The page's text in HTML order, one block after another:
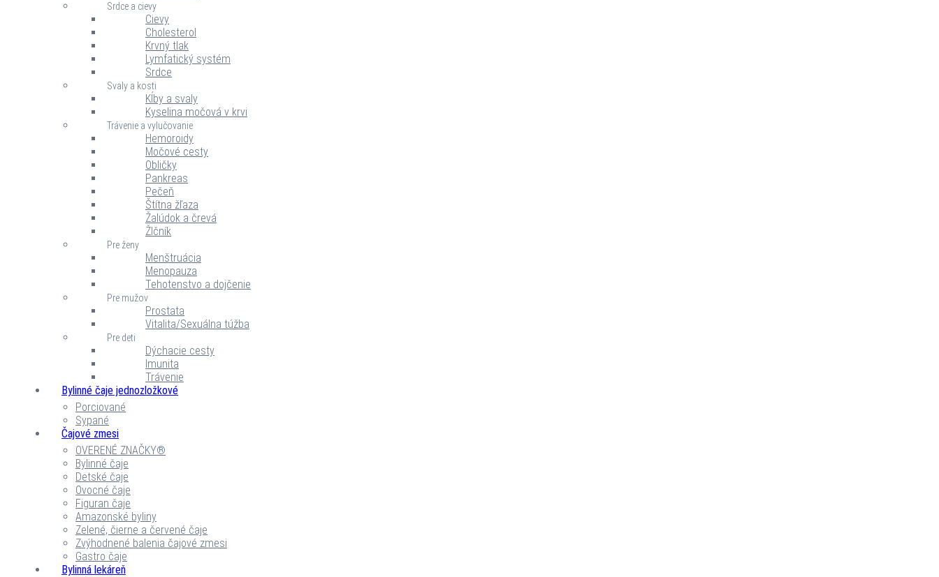
Srdce a cievy
Cievy
Cholesterol
Krvný tlak
Lymfatický systém
Srdce
Svaly a kosti
Kĺby a svaly
Kyselina močová v krvi
Trávenie a vylučovanie
Hemoroidy
Močové cesty
Obličky
Pankreas
Pečeň
Štítna žľaza
Žalúdok a črevá
Žlčník
Pre ženy
Menštruácia
Menopauza
Tehotenstvo a dojčenie
Pre mužov
Prostata
Vitalita/Sexuálna túžba
Pre deti
Dýchacie cesty
Imunita
Trávenie
Bylinné čaje jednozložkové
Porciované
Sypané
Čajové zmesi
OVERENÉ ZNAČKY®
Bylinné čaje
Detské čaje
Ovocné čaje
Figuran čaje
Amazonské byliny
Zelené, čierne a červené čaje
Zvýhodnené balenia čajové zmesi
Gastro čaje
Bylinná lekáreň